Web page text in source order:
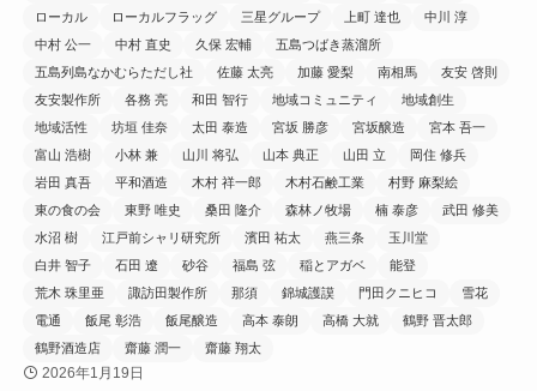
ローカル
ローカルフラッグ 三星グループ 上町 達也
中川 淳
中村 公一
中村 直史 久保 宏輔
五島つばき蒸溜所
五島列島なかむらただし社
佐藤 太亮 加藤 愛梨 南相馬
友安 啓則
友安製作所
各務 亮 和田 智行 地域コミュニティ
地域創生
地域活性
坊垣 佳奈 太田 泰造 宮坂 勝彦 宮坂醸造
宮本 吾一
富山 浩樹
小林 兼 山川 将弘 山本 典正 山田 立
岡住 修兵
岩田 真吾
平和酒造 木村 祥一郎 木村石鹸工業
村野 麻梨絵
東の食の会
東野 唯史 桑田 隆介 森林ノ牧場 楠 泰彦
武田 修美
水沼 樹
江戸前シャリ研究所 濱田 祐太 燕三条
玉川堂
白井 智子
石田 遼 砂谷 福島 弦 稲とアガベ
能登
荒木 珠里亜
諏訪田製作所 那須 錦城護謨 門田クニヒコ
雪花
電通
飯尾 彰浩 飯尾醸造 高本 泰朗 高橋 大就
鶴野 晋太郎
鶴野酒造店
齋藤 潤一 齋藤 翔太
2026年1月19日